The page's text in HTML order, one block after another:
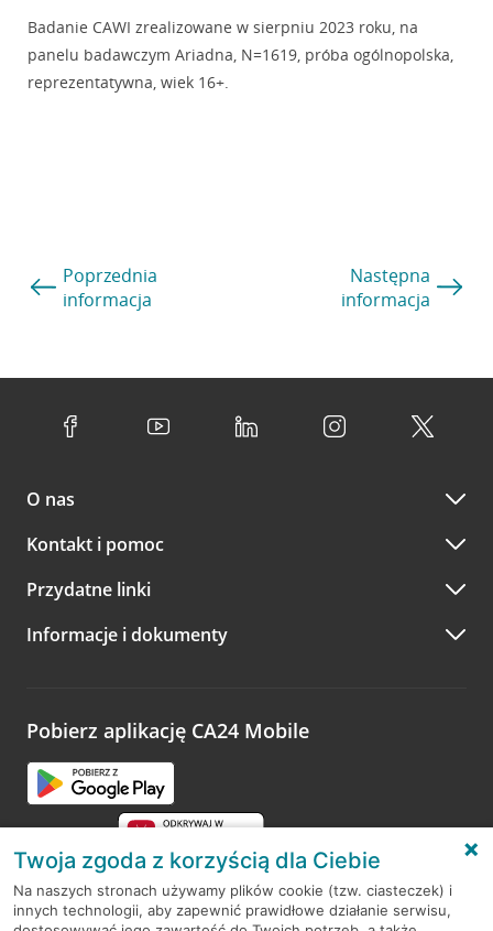
Badanie CAWI zrealizowane w sierpniu 2023 roku, na
panelu badawczym Ariadna, N=1619, próba ogólnopolska,
reprezentatywna, wiek 16+.
Poprzednia
informacja
Następna
informacja
O nas
Kontakt i pomoc
Przydatne linki
Informacje i dokumenty
Pobierz aplikację CA24 Mobile
RODO
Twoja zgoda z korzyścią dla Ciebie
Na naszych stronach używamy plików cookie (tzw. ciasteczek) i
innych technologii, aby zapewnić prawidłowe działanie serwisu,